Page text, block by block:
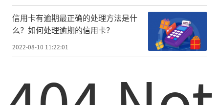
信用卡有逾期最正确的处理方法是什
么？如何处理逾期的信用卡？
2022-08-10 11:22:01